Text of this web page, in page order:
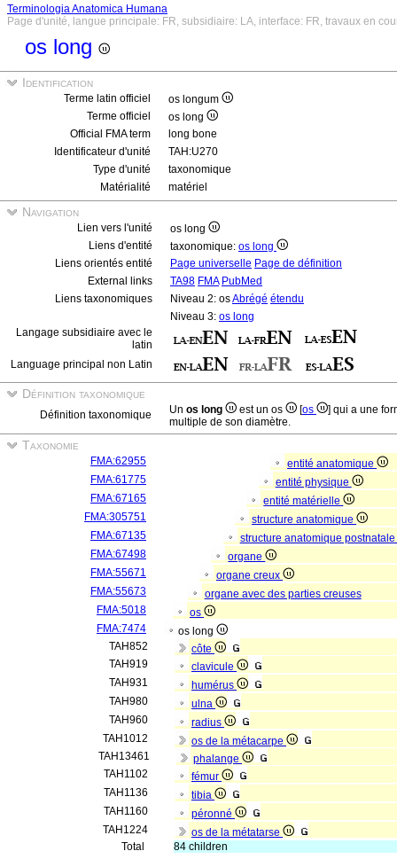
Terminologia Anatomica Humana
Page d'unité, langue principale: FR, subsidiaire: LA, interface: FR, travaux en
os long
Identification
Terme latin officiel
os longum
Terme officiel
os long
Official FMA term
long bone
Identificateur d'unité
TAH:U270
Type d'unité
taxonomique
Matérialité
matériel
Navigation
Lien vers l'unité
os long
Liens d'entité
taxonomique: os long
Liens orientés entité
Page universelle Page de définition
External links
TA98 FMA PubMed
Liens taxonomiques
Niveau 2: osAbrégé étendu
Niveau 3: os long
Langage subsidiaire avec le
latin
Language principal non Latin
Définition taxonomique
Définition taxonomique Un os long est un os [os
] qui a une
multiple de son diamètre.
Taxonomie
FMA:62955
entité anatomique
FMA:61775
entité physique
FMA:67165
entité matérielle
FMA:305751
structure anatomique
FMA:67135
structure anatomique postnatale
FMA:67498
organe
FMA:55671
organe creux
FMA:55673
organe avec des parties creuses
FMA:5018
os
FMA:7474
os long
TAH852
côte
TAH919
clavicule
TAH931
humérus
TAH980
ulna
TAH960
radius
TAH1012
os de la métacarpe
TAH13461
phalange
TAH1102
fémur
TAH1136
tibia
TAH1160
péronné
TAH1224
os de la métatarse
Total
84 children